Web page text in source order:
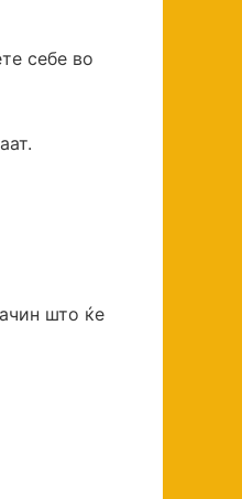
себе во
што ќе